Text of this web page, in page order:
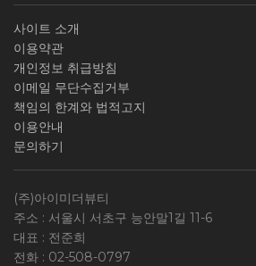
사이트 소개
이용약관
개인정보 취급방침
이메일 무단수집거부
책임의 한계와 법적고지
이용안내
문의하기
(주)아이미더뷰티
주소 : 서울시 서초구 능안말1길 11-6
대표 : 전준희
전화 : 02-508-0797